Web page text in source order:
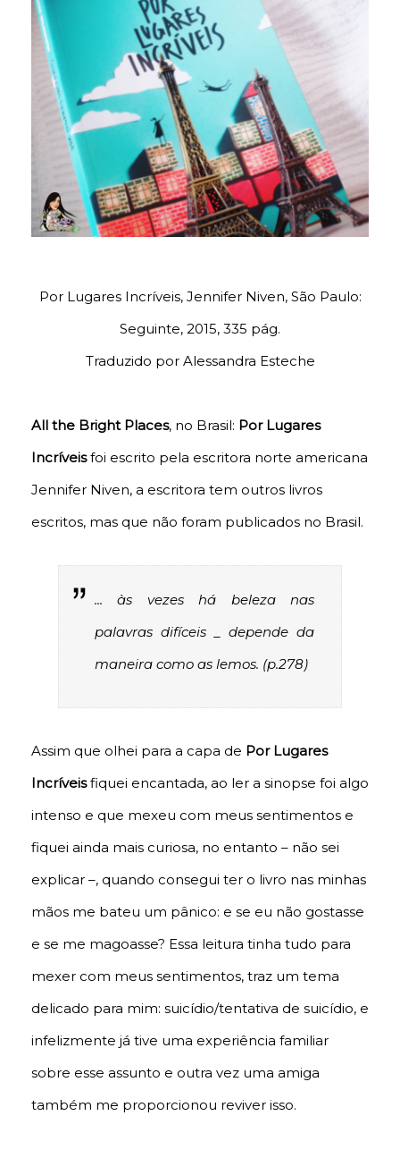
Por Lugares Incríveis, Jennifer Niven, São Paulo:
Seguinte, 2015, 335 pág.
Traduzido por Alessandra Esteche
All the Bright Places, no Brasil: Por Lugares
Incríveisfoi escrito pela escritora norte americana
Jennifer Niven, a escritora tem outros livros
escritos, mas que não foram publicados no Brasil.
... às vezes há beleza nas
palavras difíceis _ depende da
maneira como as lemos. (p.278)
Assim que olhei para a capa de Por Lugares
Incríveisfiquei encantada, ao ler a sinopse foi algo
intenso e que mexeu com meus sentimentos e
fiquei ainda mais curiosa, no entanto – não sei
explicar –, quando consegui ter o livro nas minhas
mãos me bateu um pânico: e se eu não gostasse
e se me magoasse? Essa leitura tinha tudo para
mexer com meus sentimentos, traz um tema
delicado para mim: suicídio/tentativa de suicídio, e
infelizmente já tive uma experiência familiar
sobre esse assunto e outra vez uma amiga
também me proporcionou reviver isso.